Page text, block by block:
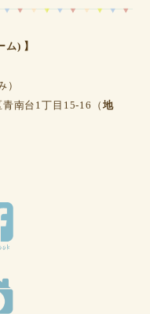
) 】
）
南台1丁目15-16（ 地